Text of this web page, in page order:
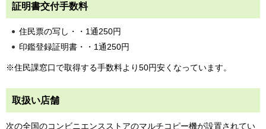
証明書交付手数料
住民票の写し・・1通250円
印鑑登録証明書・・1通250円
※住民課窓口で取得する手数料より50円安くなっています。
取扱い店舗
次の全国のコンビニエンスストアのマルチコピー機が設置されてい